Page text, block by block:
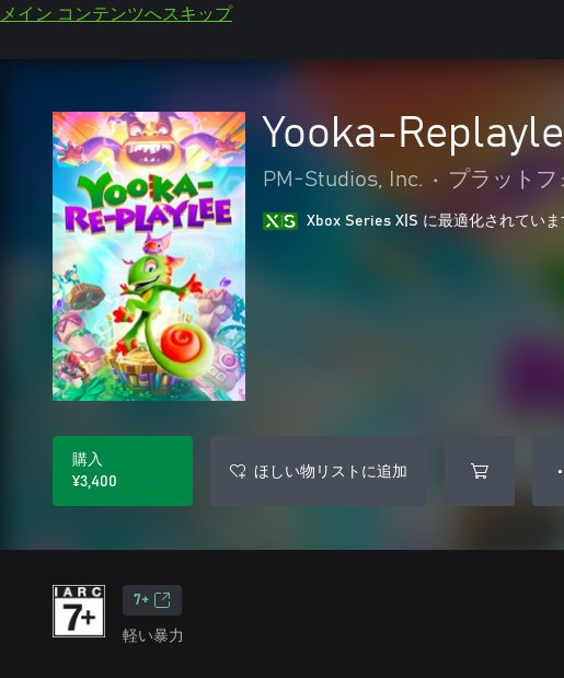
メイン コンテンツへスキップ
Yooka-
PM-Studios, Inc. • プラットフ
Xbox Series X|S に最適化されていま
購入
¥3,400
ほしい物リストに追加 ●
7+
軽い暴力